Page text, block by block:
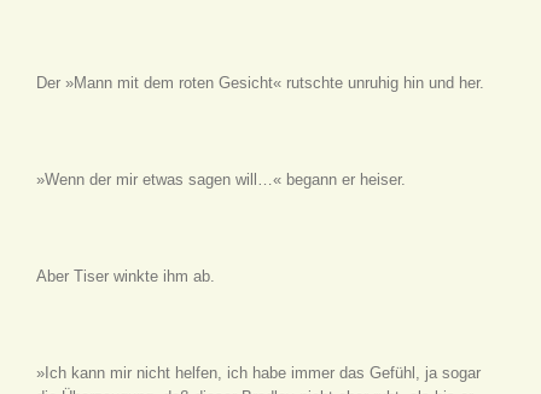
Der »Mann mit dem roten Gesicht« rutschte unruhig hin und her.
»Wenn der mir etwas sagen will…« begann er heiser.
Aber Tiser winkte ihm ab.
»Ich kann mir nicht helfen, ich habe immer das Gefühl, ja sogar